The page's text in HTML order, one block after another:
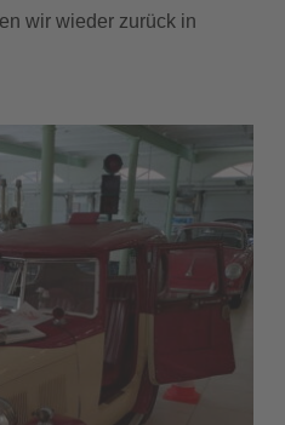
wir wieder zurück in